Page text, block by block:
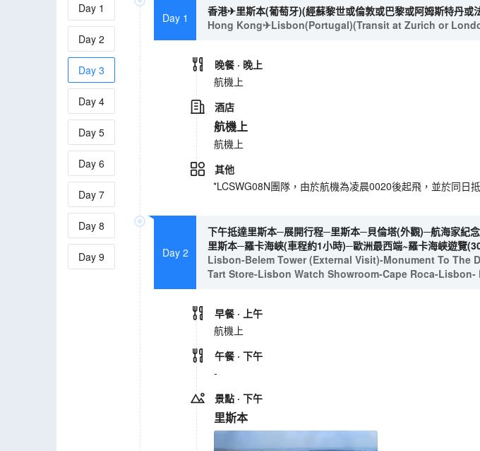
Day 1
Day 2
Day 3
Day 4
Day 5
Day 6
Day 7
Day 8
Day 9
Day 1
香港✈里斯本(葡萄牙)(經蘇黎世或倫敦或巴黎或阿姆斯特丹或
Hong Kong✈Lisbon(Portugal)(Transit at Zurich or
晚餐 · 晚上
航機上
酒店
航機上
航機上
其他
*LCSWG08N團隊，由於航機為凌晨0020後起飛，並於同日
Day 2
下午抵達里斯本─展開行程─里斯本─貝倫塔(外觀)─航海家紀
里斯本─羅卡海峽(車程約1小時)─歐洲最西端~羅卡海峽遊覽
Lisbon-Belem Tower (External Visit)-Monument To
Tart Store-Lisbon Watch Showroom-Cape Roca-
早餐 · 上午
航機上
午餐 · 下午
-
景點 · 下午
里斯本